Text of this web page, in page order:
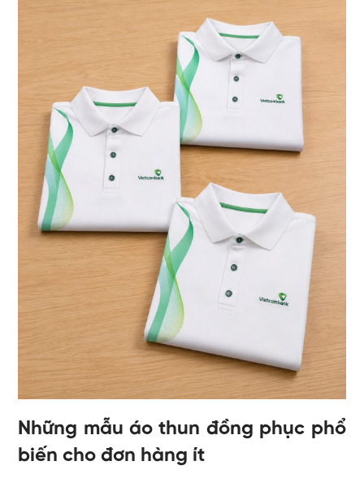
Những mẫu áo thun đồng phục phổ
biến cho đơn hàng ít